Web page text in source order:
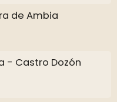
de Ambia
- Castro Dozón